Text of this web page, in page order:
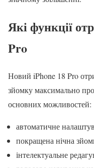
Які функції
Pro
Новий iPhone 18 Pro
зйомку максимально
основних можливостей:
автоматичне
покращена нічна
інтелектуальне